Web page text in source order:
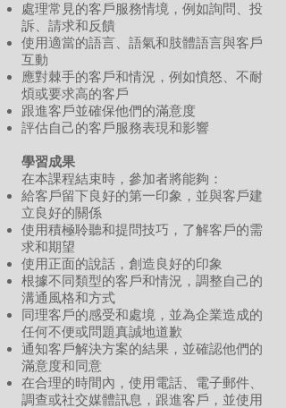
處理常見的客戶服務情境，例如詢問、投
訴、請求和反饋
使用適當的語言、語氣和肢體語言與客戶
互動
應對棘手的客戶和情況，例如憤怒、不耐
煩或要求高的客戶
跟進客戶並確保他們的滿意度
評估自己的客戶服務表現和影響
學習成果
在本課程結束時，參加者將能夠：
給客戶留下良好的第一印象，並與客戶建
立良好的關係
使用積極聆聽和提問技巧，了解客戶的需
求和期望
使用正面的說話，創造良好的印象
根據不同類型的客戶和情況，調整自己的
溝通風格和方式
同理客戶的感受和處境，並為企業造成的
任何不便或問題真誠地道歉
通知客戶解決方案的結果，並確認他們的
滿意度和同意
在合理的時間內，使用電話、電子郵件、
調查或社交媒體訊息，跟進客戶，並使用